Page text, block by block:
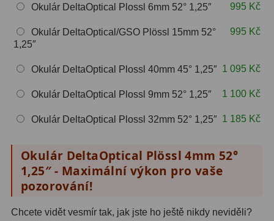
Planetární 6
Proti světelnému znečištění6
Planetární kamery 20
Guiding kamery 14
T-kroužky16
Adaptéry projekční 11
Okulár DeltaOptical Plossl 6mm 52° 1,25″ 995 Kč
Okulár DeltaOptical/GSO Plössl 15mm 52°
1,25″
995 Kč
Okulár DeltaOptical Plossl 40mm 45° 1,25″ 1 095 Kč
Okulár DeltaOptical Plossl 9mm 52° 1,25″ 1 100 Kč
Okulár DeltaOptical Plossl 32mm 52° 1,25″ 1 185 Kč
Okulár DeltaOptical Plössl 4mm 52°
1,25″ - Maximální výkon pro vaše
pozorování!
Chcete vidět vesmír tak, jak jste ho ještě nikdy neviděli?